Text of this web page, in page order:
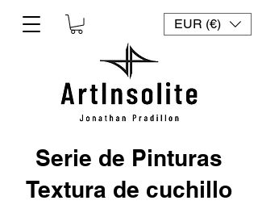
EUR (€)
​Serie de Pinturas
Textura de cuchillo